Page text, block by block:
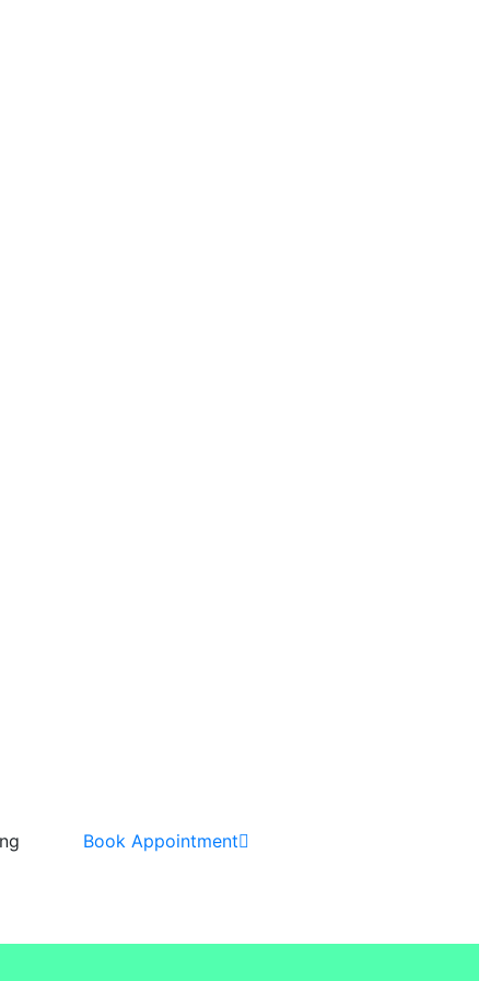
Book Appointment